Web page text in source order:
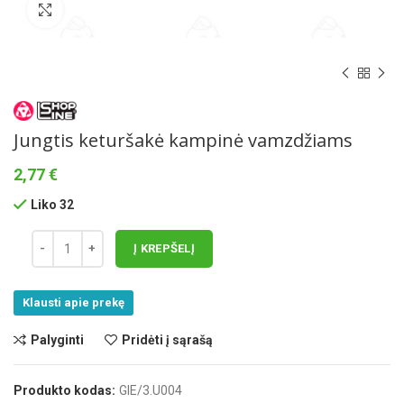
Jungtis keturšakė kampinė vamzdžiams
2,77€
Liko 32
Į KREPŠELĮ
Klausti apie prekę
Palyginti Pridėti į sąrašą
Produkto kodas: GIE/3.U004